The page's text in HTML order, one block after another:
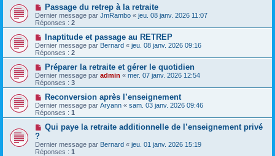
Passage du retrep à la retraite
Dernier message par JmRambo « jeu. 08 janv. 2026 11:07
Réponses : 2
Inaptitude et passage au RETREP
Dernier message par Bernard « jeu. 08 janv. 2026 09:16
Réponses : 2
Préparer la retraite et gérer le quotidien
Dernier message par admin « mer. 07 janv. 2026 12:54
Réponses : 3
Reconversion après l’enseignement
Dernier message par Aryann « sam. 03 janv. 2026 09:46
Réponses : 1
Qui paye la retraite additionnelle de l’enseignement privé
?
Dernier message par Bernard « jeu. 01 janv. 2026 15:19
Réponses : 1